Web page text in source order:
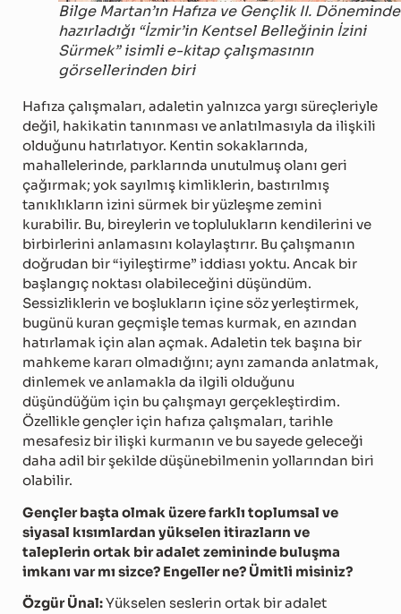
Bilge Martan’ın Hafıza ve Gençlik II. Döneminde
hazırladığı “İzmir’in Kentsel Belleğinin İzini
Sürmek” isimli e-kitap çalışmasının
görsellerinden biri
Hafıza çalışmaları, adaletin yalnızca yargı süreçleriyle
değil, hakikatin tanınması ve anlatılmasıyla da ilişkili
olduğunu hatırlatıyor. Kentin sokaklarında,
mahallelerinde, parklarında unutulmuş olanı geri
çağırmak; yok sayılmış kimliklerin, bastırılmış
tanıklıkların izini sürmek bir yüzleşme zemini
kurabilir. Bu, bireylerin ve toplulukların kendilerini ve
birbirlerini anlamasını kolaylaştırır. Bu çalışmanın
doğrudan bir “iyileştirme” iddiası yoktu. Ancak bir
başlangıç noktası olabileceğini düşündüm.
Sessizliklerin ve boşlukların içine söz yerleştirmek,
bugünü kuran geçmişle temas kurmak, en azından
hatırlamak için alan açmak. Adaletin tek başına bir
mahkeme kararı olmadığını; aynı zamanda anlatmak,
dinlemek ve anlamakla da ilgili olduğunu
düşündüğüm için bu çalışmayı gerçekleştirdim.
Özellikle gençler için hafıza çalışmaları, tarihle
mesafesiz bir ilişki kurmanın ve bu sayede geleceği
daha adil bir şekilde düşünebilmenin yollarından biri
olabilir.
Gençler başta olmak üzere farklı toplumsal ve
siyasal kısımlardan yükselen itirazların ve
taleplerin ortak bir adalet zemininde buluşma
imkanı var mı sizce? Engeller ne? Ümitli misiniz?
Özgür Ünal:Yükselen seslerin ortak bir adalet